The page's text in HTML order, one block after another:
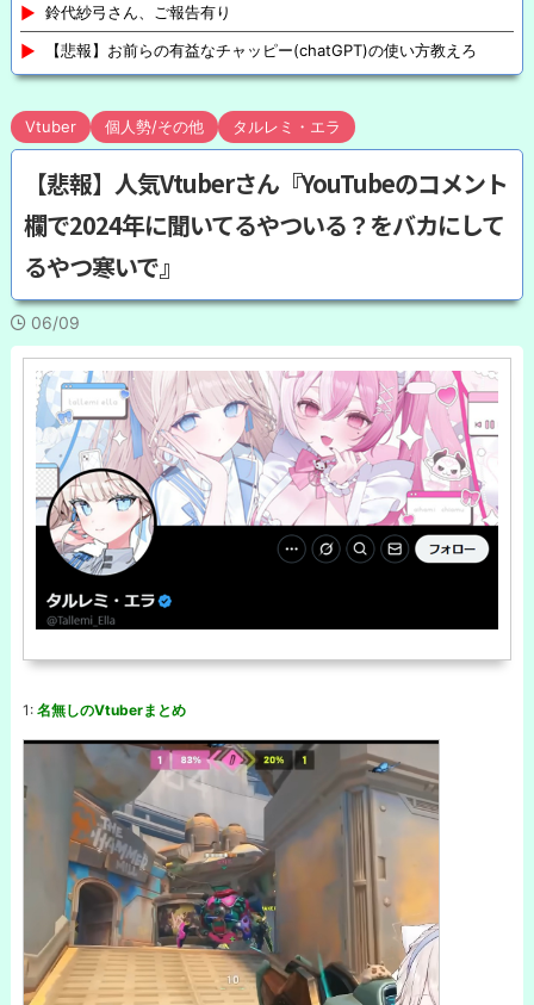
鈴代紗弓さん、ご報告有り
【悲報】お前らの有益なチャッピー(chatGPT)の使い方教えろ
Vtuber 個人勢/その他 タルレミ・エラ
【悲報】人気Vtuberさん『YouTubeのコメント
欄で2024年に聞いてるやついる？をバカにして
るやつ寒いで』
06/09
1: 名無しのVtuberまとめ